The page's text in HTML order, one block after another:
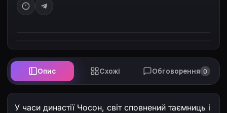
Натисніть на джерело вище, щоб почати
перегляд
Опис Схожі Обговорення 0
У часи династії Чосон, світ сповнений таємниць і